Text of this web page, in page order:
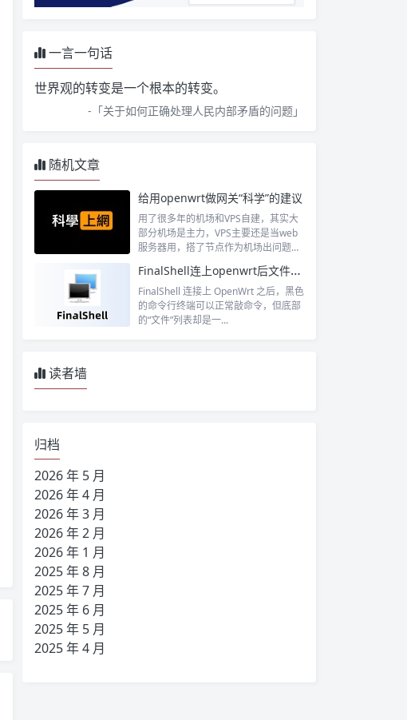
一言一句话
世界观的转变是一个根本的转变。
-「关于如何正确处理人民内部矛盾的问题 」
随机文章
给用openwrt做网关“科学”的建议
用了很多年的机场和VPS自建，其实大
部分机场是主力，VPS主要还是当web
服务器用，搭了节点作为机场出问题时
FinalShell连上openwrt后文件这里没有显示
FinalShell 连接上 OpenWrt 之后，黑色
的命令行终端可以正常敲命令，但底部
的“文件”列表却是一...
读者墙
归档
2026 年 5 月
2026 年 4 月
2026 年 3 月
2026 年 2 月
2026 年 1 月
2025 年 8 月
2025 年 7 月
2025 年 6 月
2025 年 5 月
2025 年 4 月